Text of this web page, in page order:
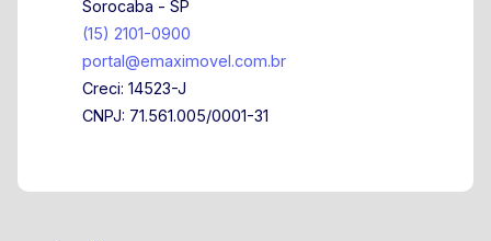
Sorocaba - SP
(15) 2101-0900
portal@emaximovel.com.br
Creci: 14523-J
CNPJ: 71.561.005/0001-31